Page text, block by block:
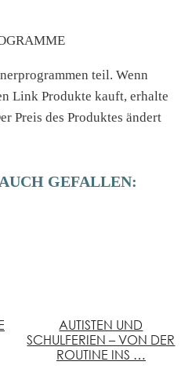
teil. Wenn
Link Produkte kauft, erhalte
Preis des Produktes ändert
GEFALLEN:
AUTISTEN UND
SCHULFERIEN – VON DER
ROUTINE INS …